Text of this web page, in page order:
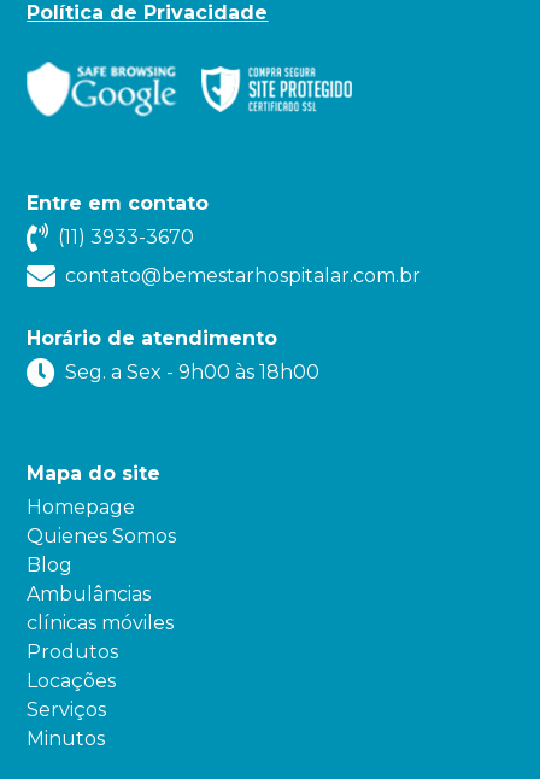
Política de Privacidade
Entre em contato
(11) 3933-3670
contato@bemestarhospitalar.com.br
Horário de atendimento
Seg. a Sex - 9h00 às 18h00
Mapa do site
Homepage
Quienes Somos
Blog
Ambulâncias
clínicas móviles
Produtos
Locações
Serviços
Minutos